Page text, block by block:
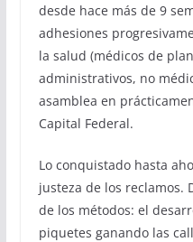
desde hace más de 9
adhesiones
la salud (médicos de
administrativos, no
asamblea en
Capital Federal.
Lo conquistado hasta
justeza de los reclamos.
de los métodos: el
piquetes ganando las